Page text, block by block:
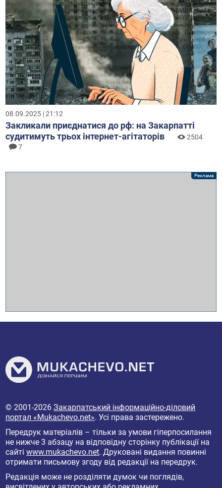
08.09.2025 | 21:12
Закликали приєднатися до рф: на Закарпатті
судитимуть трьох інтернет-агітаторів
2504
7
© 2001-2026Закарпатський інформаційно-діловий
портал «Mukachevo.net». Усі права застережено.
Передрук матеріалів – тільки за умови гіперпосилання
не нижче 3 абзацу на відповідну сторінку публікації на
сайтіwww.mukachevo.net. Друковані видання повинні
отримати письмову згоду від редакції на передрук.
Редакція може не розділяти думок чи поглядів,